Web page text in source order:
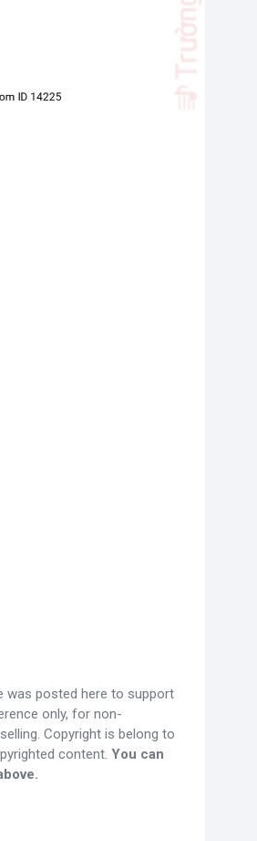
was posted here to support
only, for non-
Copyright is belong to
content. You can